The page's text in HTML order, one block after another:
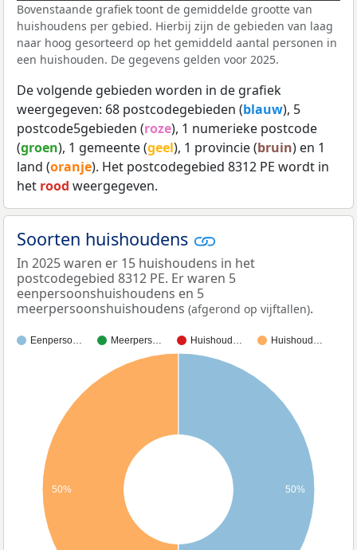
Bovenstaande grafiek toont de gemiddelde grootte van
huishoudens per gebied. Hierbij zijn de gebieden van laag
naar hoog gesorteerd op het gemiddeld aantal personen in
een huishouden. De gegevens gelden voor 2025.
De volgende gebieden worden in de grafiek
weergegeven: 68 postcodegebieden (blauw), 5
postcode5gebieden (roze), 1 numerieke postcode
(groen), 1 gemeente (geel), 1 provincie (bruin) en 1
land (oranje). Het postcodegebied 8312 PE wordt in
het rood weergegeven.
Soorten huishoudens
In 2025 waren er 15 huishoudens in het
postcodegebied 8312 PE. Er waren 5
eenpersoonshuishoudens en 5
meerpersoonshuishoudens (afgerond op vijftallen).
Eenperso… Meerpers… Huishoud… Huishoud…
50% 50%